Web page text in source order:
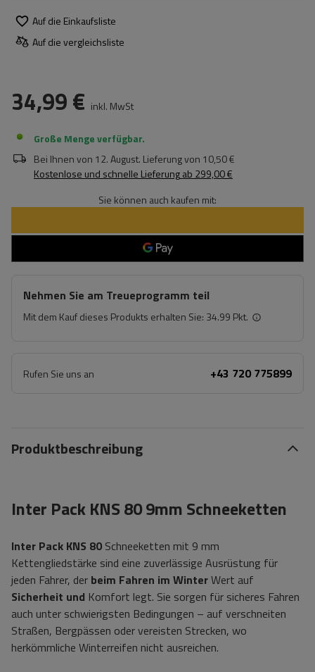
Auf die Einkaufsliste
Auf die vergleichsliste
34,99 € inkl. MwSt
Große Menge verfügbar
Bei Ihnen von 12. August. Lieferung von 10,50 €
Kostenlose und schnelle Lieferungab 299,00 €
Sie können auch kaufen mit:
Nehmen Sie am Treueprogramm teil
Mit dem Kauf dieses Produkts erhalten Sie: 34.99 Pkt.
Rufen Sie uns an +43 720 775899
Produktbeschreibung
Inter Pack KNS 80 9mm Schneeketten
Inter Pack KNS 80 Schneeketten mit 9 mm
Kettengliedstärke sind eine zuverlässige Ausrüstung für
jeden Fahrer, der beim Fahren im WinterWert auf
Sicherheit und Komfort legt. Sie sorgen für sicheres Fahren
auch unter schwierigsten Bedingungen – auf verschneiten
Straßen, Bergpässen oder vereisten Strecken, wo
herkömmliche Winterreifen nicht ausreichen.